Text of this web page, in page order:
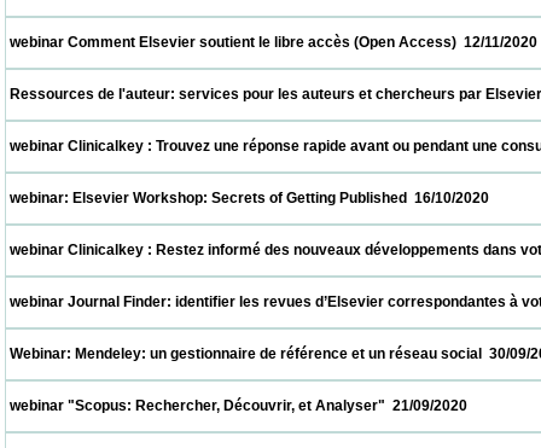
webinar Comment Elsevier soutient le libre accès (Open
Ressources de l'auteur: services pour les auteurs et chercheurs
webinar Clinicalkey : Trouvez une réponse rapide avant ou
webinar: Elsevier Workshop: Secrets of Getting Published  16/
webinar Clinicalkey : Restez informé des nouveaux
webinar Journal Finder: identifier les revues d’Elsevier
Webinar: Mendeley: un gestionnaire de référence et un réseau
webinar "Scopus: Rechercher, Découvrir, et Analyser"  21/09/